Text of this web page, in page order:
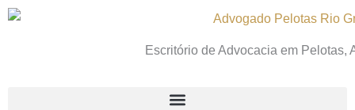
Escritório de Advocacia em Pelotas,